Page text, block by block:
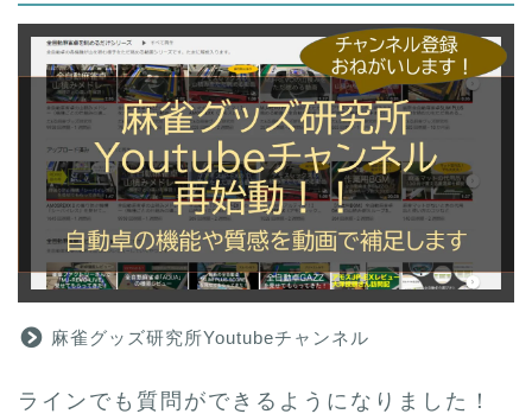
麻雀グッズ研究所Youtubeチャンネル
ラインでも質問ができるようになりました！